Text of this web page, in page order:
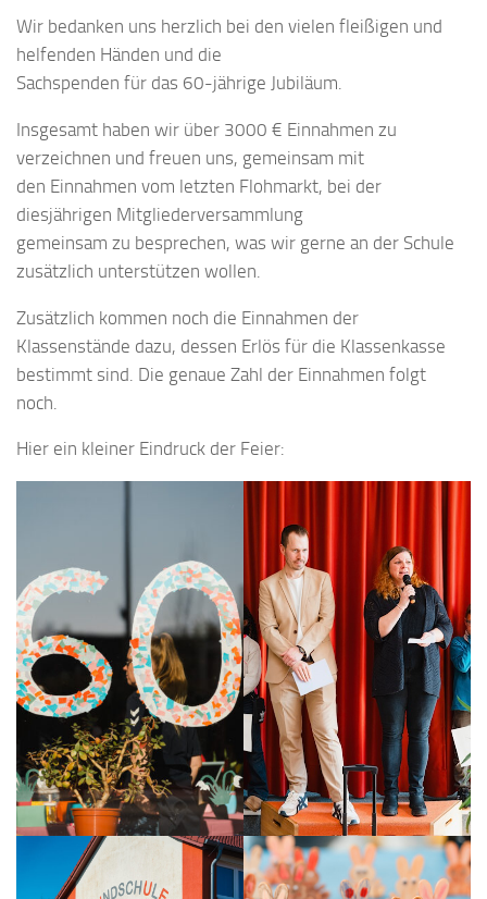
Wir bedanken uns herzlich bei den vielen fleißigen und
helfenden Händen und die
Sachspenden für das 60-jährige Jubiläum.
Insgesamt haben wir über 3000 € Einnahmen zu
verzeichnen und freuen uns, gemeinsam mit
den Einnahmen vom letzten Flohmarkt, bei der
diesjährigen Mitgliederversammlung
gemeinsam zu besprechen, was wir gerne an der Schule
zusätzlich unterstützen wollen.
Zusätzlich kommen noch die Einnahmen der
Klassenstände dazu, dessen Erlös für die Klassenkasse
bestimmt sind. Die genaue Zahl der Einnahmen folgt
noch.
Hier ein kleiner Eindruck der Feier: